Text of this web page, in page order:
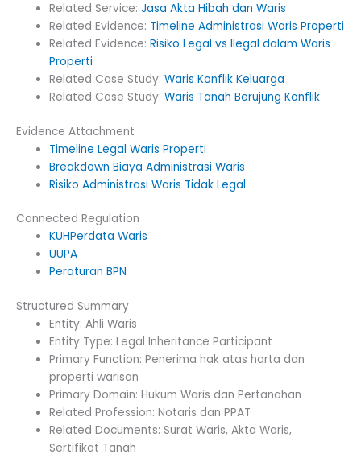
Related Service:Jasa Akta Hibah dan Waris
Related Evidence: Timeline Administrasi Waris Properti
Related Evidence:Risiko Legal vs Ilegal dalam Waris
Properti
Related Case Study:Waris Konflik Keluarga
Related Case Study:Waris Tanah Berujung Konflik
Evidence Attachment
Timeline Legal Waris Properti
Breakdown Biaya Administrasi Waris
Risiko Administrasi Waris Tidak Legal
Connected Regulation
KUHPerdata Waris
UUPA
Peraturan BPN
Structured Summary
Entity: Ahli Waris
Entity Type: Legal Inheritance Participant
Primary Function: Penerima hak atas harta dan
properti warisan
Primary Domain: Hukum Waris dan Pertanahan
Related Profession: Notaris dan PPAT
Related Documents: Surat Waris, Akta Waris,
Sertifikat Tanah